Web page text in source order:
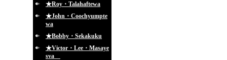
★Roy・Talahaftewa
★John・Coochyumpte
wa
★Bobby・Sekakuku
★Victor・Lee・Masaye
sva